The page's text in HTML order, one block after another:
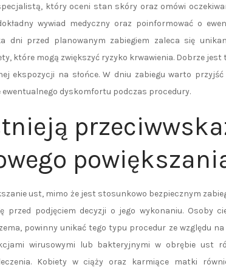
który oceni stan skóry oraz omówi
wywiad medyczny oraz poinformować o
dni przed planowanym zabiegiem zaleca się
które mogą zwiększyć ryzyko krwawienia. Dobrze
ekspozycji na słońce. W dniu zabiegu warto
ewentualnego dyskomfortu podczas procedury.
ust, mimo że jest stosunkowo bezpiecznym
przed podjęciem decyzji o jego wykonaniu. Osoby
powinny unikać tego typu procedur ze względu
wirusowymi lub bakteryjnymi w obrębie ust
Kobiety w ciąży oraz karmiące matki